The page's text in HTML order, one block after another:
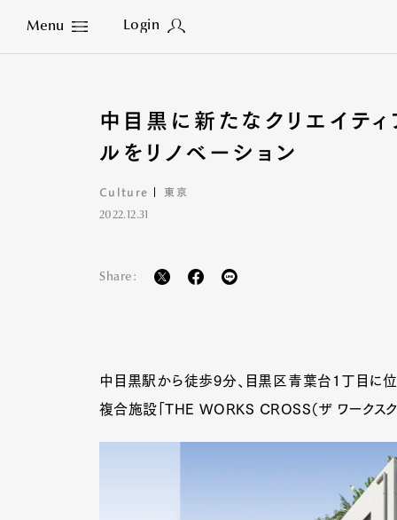
Menu Login
Close
中目黒に新たなクリエイテ
ルをリノベーション
Culture 東京
2022.12.31
Share:
中目黒駅から徒歩9分、目黒区青葉台1丁目に
複合施設「THE WORKS CROSS（ザ ワークスク